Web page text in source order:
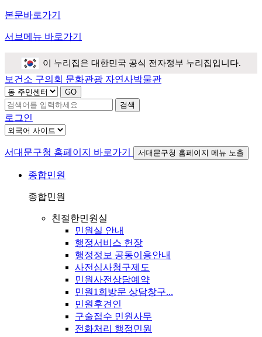
본문바로가기
서브메뉴 바로가기
이 누리집은 대한민국 공식 전자정부 누리집입니다.
보건소 구의회 문화관광 자연사박물관
검색
로그인
서대문구청 홈페이지 바로가기 서대문구청 홈페이지 메뉴 노출
종합민원
종합민원
친절한민원실
민원실 안내
행정서비스 헌장
행정정보 공동이용안내
사전심사청구제도
민원사전상담예약
민원1회방문 상담창구...
민원후견인
구술접수 민원사무
전화처리 행정민원